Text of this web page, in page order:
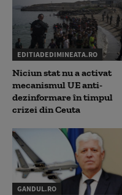
EDITIADEDIMINEATA.RO
Niciun stat nu a activat
mecanismul UE anti-
dezinformare în timpul
crizei din Ceuta
GANDUL.RO